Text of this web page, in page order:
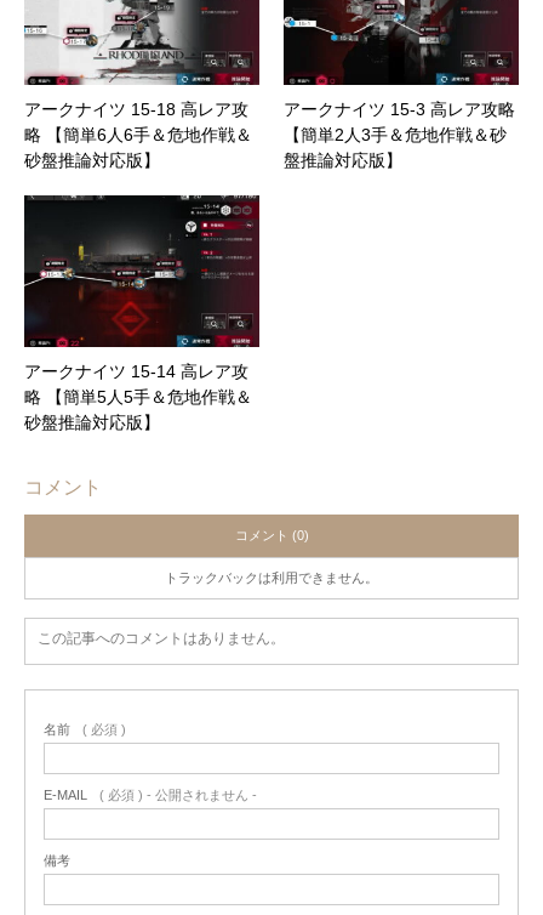
アークナイツ 15-18 高レア攻
略 【簡単6人6手＆危地作戦＆
砂盤推論対応版】
アークナイツ 15-3 高レア攻略
【簡単2人3手＆危地作戦＆砂
盤推論対応版】
アークナイツ 15-14 高レア攻
略 【簡単5人5手＆危地作戦＆
砂盤推論対応版】
コメント
コメント (0)
トラックバックは利用できません。
この記事へのコメントはありません。
名前 ( 必須 )
E-MAIL ( 必須 ) - 公開されません -
備考